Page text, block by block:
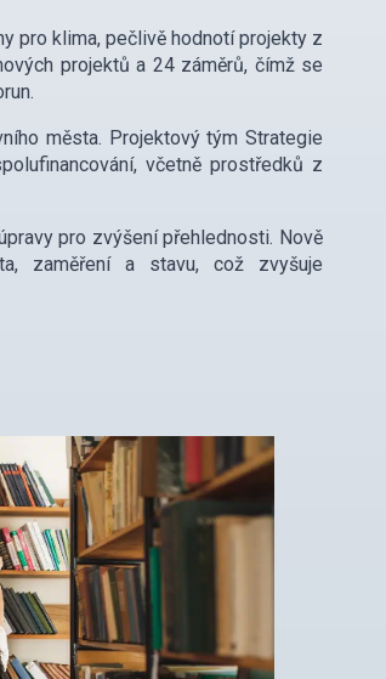
pro klima, pečlivě hodnotí projekty z
projektů a 24 záměrů, čímž se
města. Projektový tým Strategie
včetně prostředků z
pro zvýšení přehlednosti. Nově
zaměření a stavu, což zvyšuje